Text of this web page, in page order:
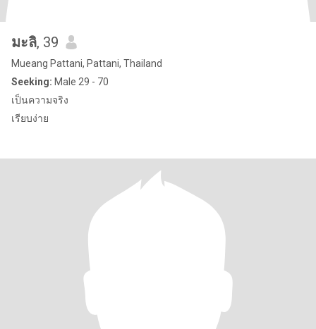
มะลิ, 39
Mueang Pattani, Pattani, Thailand
Seeking: Male 29 - 70
เป็นความจริง
เรียบง่าย